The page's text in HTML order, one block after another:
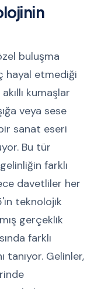
buluşma
hayal etmediği
kumaşlar
veya sese
sanat eseri
Bu tür
farklı
davetliler her
teknolojik
gerçeklik
farklı
tanıyor. Gelinler,